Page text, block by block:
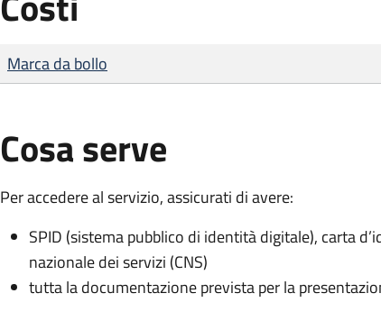
Tipo di pagamento
Importo
Marca da bollo
Cosa serve
Per accedere al servizio, assicurati di avere:
SPID (sistema pubblico di identità digitale), carta
nazionale dei servizi (CNS)
tutta la documentazione prevista per la